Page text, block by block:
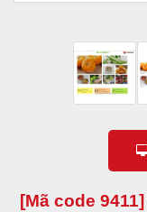
[Mã code 9411]